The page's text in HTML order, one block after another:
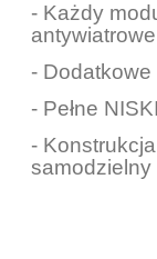
- Każdy
antywiatrowe
- Dodatkowe
- Pełne
-
samodzielny